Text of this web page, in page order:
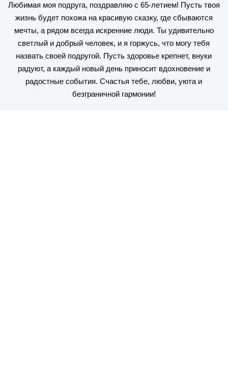
Любимая моя подруга, поздравляю с 65-летием! Пусть твоя
жизнь будет похожа на красивую сказку, где сбываются
мечты, а рядом всегда искренние люди. Ты удивительно
светлый и добрый человек, и я горжусь, что могу тебя
назвать своей подругой. Пусть здоровье крепнет, внуки
радуют, а каждый новый день приносит вдохновение и
радостные события. Счастья тебе, любви, уюта и
безграничной гармонии!